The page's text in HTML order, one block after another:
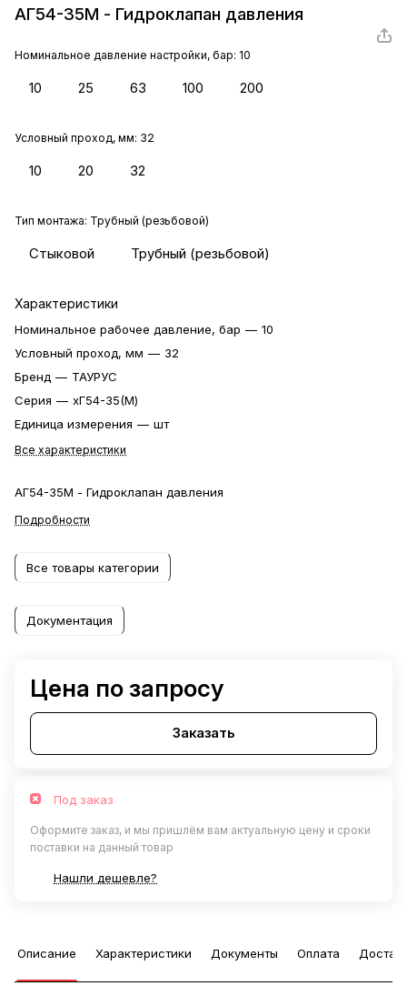
АГ54-35М - Гидроклапан давления
Номинальное давление настройки, бар: 10
10 25 63 100 200
Условный проход, мм: 32
10 20 32
Тип монтажа: Трубный (резьбовой)
Стыковой Трубный (резьбовой)
Характеристики
Номинальное рабочее давление, бар — 10
Условный проход, мм — 32
Бренд — ТАУРУС
Серия — xГ54-35(М)
Единица измерения — шт
Все характеристики
АГ54-35М - Гидроклапан давления
Подробности
Все товары категории
Документация
Цена по запросу
Заказать
Под заказ
Оформите заказ, и мы пришлём вам актуальную цену и сроки
поставки на данный товар
Нашли дешевле?
Описание Характеристики Документы Оплата